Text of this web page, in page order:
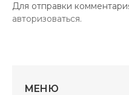
Для отправки
авторизоваться.
МЕНЮ